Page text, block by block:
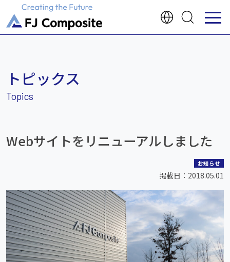
トピックス
Webサイトをリニューアルしました
お知らせ
掲載日：2018.05.01